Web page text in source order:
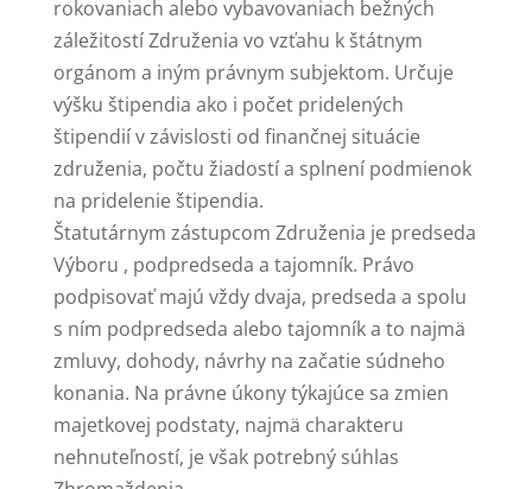
rokovaniach alebo vybavovaniach bežných
záležitostí Združenia vo vzťahu k štátnym
orgánom a iným právnym subjektom. Určuje
výšku štipendia ako i počet pridelených
štipendií v závislosti od finančnej situácie
združenia, počtu žiadostí a splnení podmienok
na pridelenie štipendia.
Štatutárnym zástupcom Združenia je predseda
Výboru , podpredseda a tajomník. Právo
podpisovať majú vždy dvaja, predseda a spolu
s ním podpredseda alebo tajomník a to najmä
zmluvy, dohody, návrhy na začatie súdneho
konania. Na právne úkony týkajúce sa zmien
majetkovej podstaty, najmä charakteru
nehnuteľností, je však potrebný súhlas